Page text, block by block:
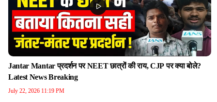
Jantar Mantar प्रदर्शन पर NEET छात्रों की राय, CJP पर क्या बोले?
Latest News Breaking
July 22, 2026 11:19 PM